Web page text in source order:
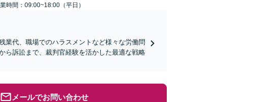
時間：09:00~18:00（平日）
業代、職場でのハラスメントなど様々な労働問
ら訴訟まで、裁判官経験を活かした最適な戦略
メールでお問い合わせ